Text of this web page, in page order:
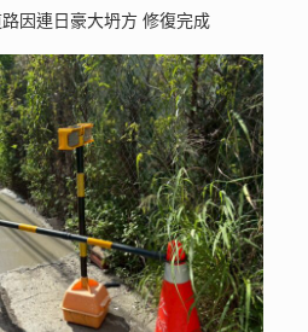
因連日豪大坍方 修復完成